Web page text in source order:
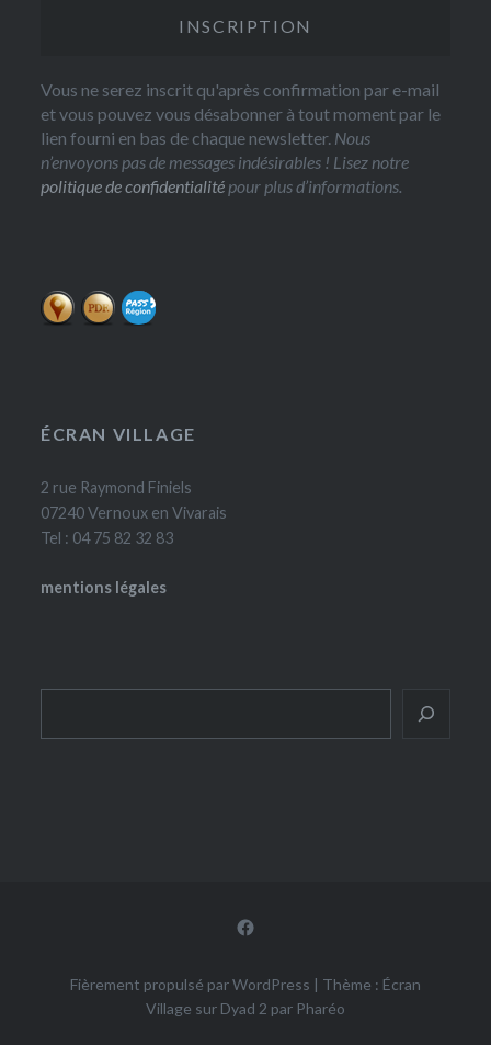
Vous ne serez inscrit qu'après confirmation par e-mail
et vous pouvez vous désabonner à tout moment par le
lien fourni en bas de chaque newsletter. Nous
n’envoyons pas de messages indésirables ! Lisez notre
politique de confidentialité pour plus d’informations.
ÉCRAN VILLAGE
2 rue Raymond Finiels
07240 Vernoux en Vivarais
Tel : 04 75 82 32 83
mentions légales
Facebook
Fièrement propulsé par WordPress | Thème : Écran
Village sur Dyad 2 par Pharéo